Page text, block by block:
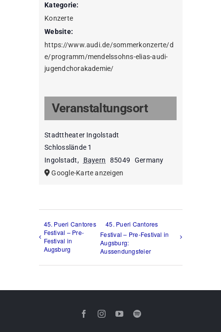
Kategorie:
Konzerte
Website:
https://www.audi.de/sommerkonzerte/d
e/programm/mendelssohns-elias-audi-
jugendchorakademie/
Veranstaltungsort
Stadttheater Ingolstadt
Schlosslände 1
Ingolstadt, Bayern 85049
Germany
Google-Karte anzeigen
45. Pueri Cantores
Festival – Pre-
Festival in
Augsburg
45. Pueri Cantores
Festival – Pre-Festival in
Augsburg:
Aussendungsfeier